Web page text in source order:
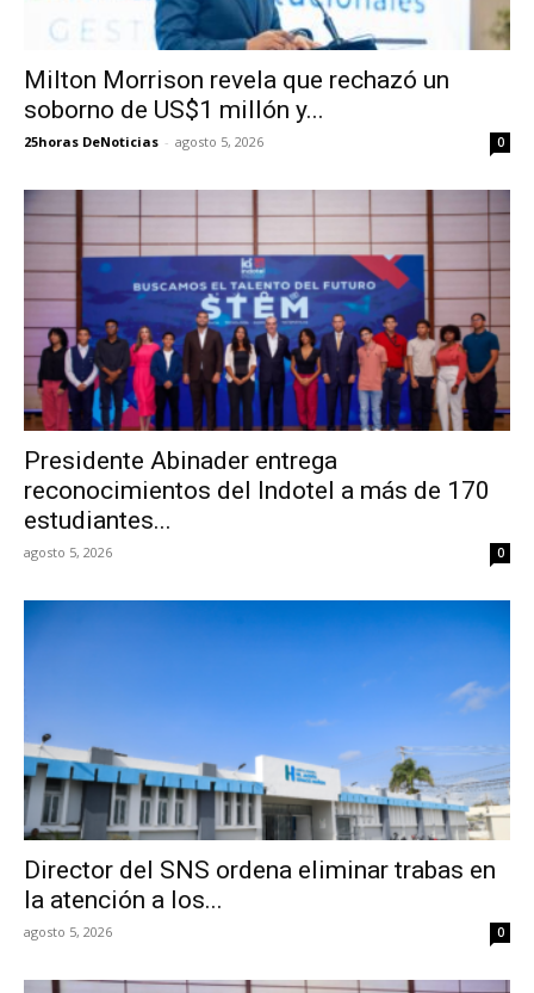
Milton Morrison revela que rechazó un
soborno de US$1 millón y...
25horas DeNoticias - agosto 5, 2026 0
Presidente Abinader entrega
reconocimientos del Indotel a más de 170
estudiantes...
agosto 5, 2026 0
Director del SNS ordena eliminar trabas en
la atención a los...
agosto 5, 2026 0